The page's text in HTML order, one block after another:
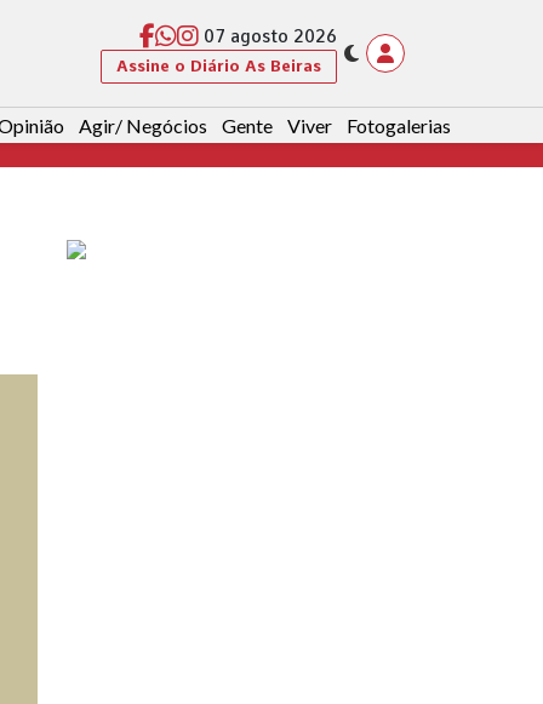
07 agosto 2026
Assine o Diário As Beiras
Agir/ Negócios Gente Viver Fotogalerias